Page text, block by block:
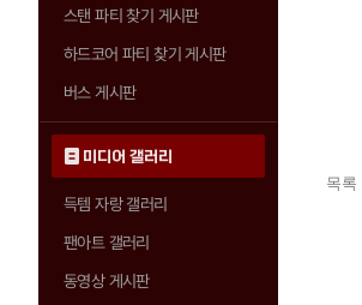
스탠 파티 찾기 게시판
하드코어 파티 찾기 게시판
버스 게시판
미디어 갤러리
득템 자랑 갤러리
팬아트 갤러리
동영상 게시판
목록